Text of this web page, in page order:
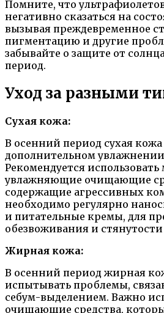
Помните, что
негативно сказаться на
вызывая преждевременное
пигментацию и другие
забывайте о защите от
период.
Уход за разными
Сухая кожа:
В осенний период сухая кожа
дополнительном
Рекомендуется использовать
увлажняющие очищающие
содержащие агрессивных
необходимо регулярно
и питательные кремы, для
обезвоживания и
Жирная кожа:
В осенний период жирная
испытывать проблемы,
себум-выделением. Важно
очищающие средства,